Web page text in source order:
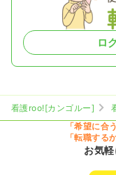
ロ
看護roo![カンゴルー]
「希望に合
「転職する
お気